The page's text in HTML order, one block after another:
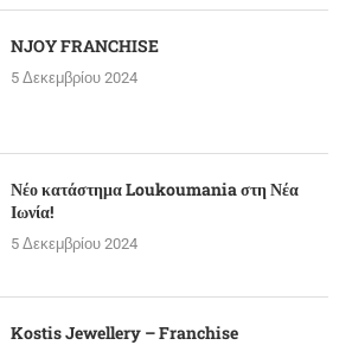
NJOY FRANCHISE
5 Δεκεμβρίου 2024
Νέο κατάστημα Loukoumania στη Νέα
Ιωνία!
5 Δεκεμβρίου 2024
Kostis Jewellery – Franchise